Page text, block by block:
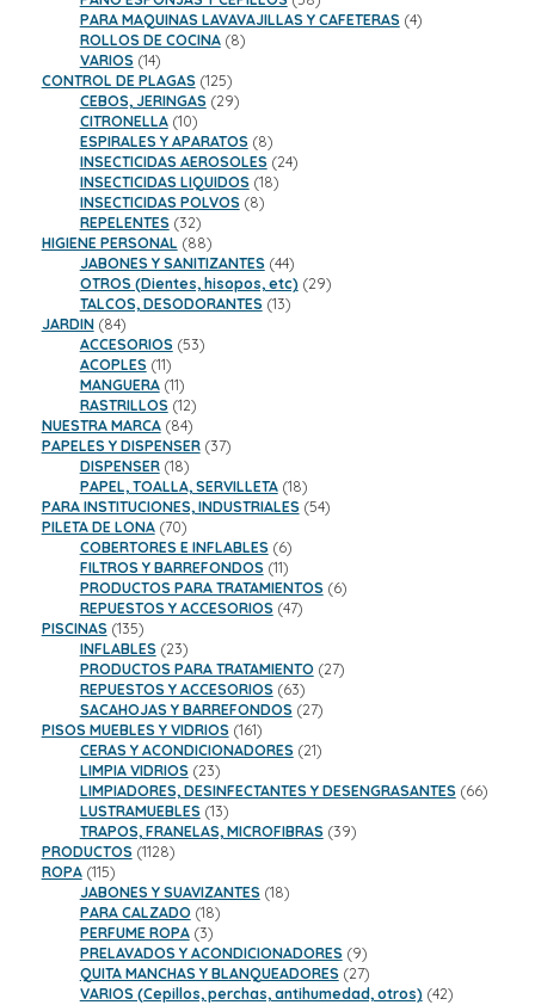
productos
PARA MAQUINAS LAVAVAJILLAS Y CAFETERAS 44
ROLLOS DE COCINA 88
VARIOS 1414
productos
CONTROL DE PLAGAS 125125
productos
CEBOS, JERINGAS 2929
CITRONELLA 1010
productos
ESPIRALES Y APARATOS 88
productos
INSECTICIDAS AEROSOLES 2424
INSECTICIDAS LIQUIDOS 1818
INSECTICIDAS POLVOS 88
REPELENTES 3232
productos
HIGIENE PERSONAL 8888
productos
JABONES Y SANITIZANTES 4444
productos
OTROS (Dientes, hisopos, etc) 2929
TALCOS, DESODORANTES 1313
JARDIN 8484
productos
ACCESORIOS 5353
ACOPLES 1111
productos
MANGUERA 1111
productos
RASTRILLOS 1212
productos
NUESTRA MARCA 8484
productos
PAPELES Y DISPENSER 3737
DISPENSER 1818
productos
PAPEL, TOALLA, SERVILLETA 1818
productos
PARA INSTITUCIONES, INDUSTRIALES 5454
PILETA DE LONA 7070
productos
COBERTORES E INFLABLES 66
productos
FILTROS Y BARREFONDOS 1111
productos
PRODUCTOS PARA TRATAMIENTOS 66
REPUESTOS Y ACCESORIOS 4747
PISCINAS 135135
productos
INFLABLES 2323
productos
PRODUCTOS PARA TRATAMIENTO 2727
REPUESTOS Y ACCESORIOS 6363
productos
SACAHOJAS Y BARREFONDOS 2727
PISOS MUEBLES Y VIDRIOS 161161
productos
CERAS Y ACONDICIONADORES 2121
LIMPIA VIDRIOS 2323
productos
LIMPIADORES, DESINFECTANTES Y DESENGRASANTES 6666
LUSTRAMUEBLES 1313
productos
TRAPOS, FRANELAS, MICROFIBRAS 3939
PRODUCTOS 11281128
ROPA 115115
productos
JABONES Y SUAVIZANTES 1818
PARA CALZADO 1818
PERFUME ROPA 33
productos
PRELAVADOS Y ACONDICIONADORES 99
productos
QUITA MANCHAS Y BLANQUEADORES 2727
productos
VARIOS (Cepillos, perchas, antihumedad, otros) 4242